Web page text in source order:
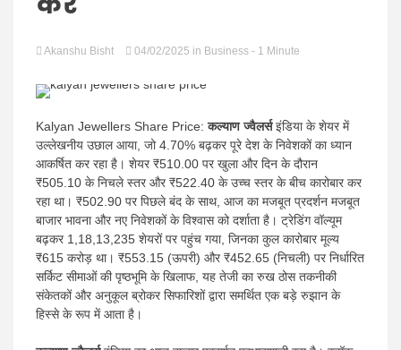
Akanshu Bisht 04/02/2025 in Business - 1 Minute
Kalyan Jewellers Share Price:कल्याण ज्वैलर्सइंडिया के शेयर में
उल्लेखनीय उछाल आया, जो 4.70% बढ़कर पूरे देश के निवेशकों का ध्यान
आकर्षित कर रहा है। शेयर ₹510.00 पर खुला और दिन के दौरान
₹505.10 के निचले स्तर और ₹522.40 के उच्च स्तर के बीच कारोबार कर
रहा था। ₹502.90 पर पिछले बंद के साथ, आज का मजबूत प्रदर्शन मजबूत
बाजार भावना और नए निवेशकों के विश्वास को दर्शाता है। ट्रेडिंग वॉल्यूम
बढ़कर 1,18,13,235 शेयरों पर पहुंच गया, जिनका कुल कारोबार मूल्य
₹615 करोड़ था। ₹553.15 (ऊपरी) और ₹452.65 (निचली) पर निर्धारित
सर्किट सीमाओं की पृष्ठभूमि के खिलाफ, यह तेजी का रुख ठोस तकनीकी
संकेतकों और अनुकूल ब्रोकर सिफारिशों द्वारा समर्थित एक बड़े रुझान के
हिस्से के रूप में आता है।